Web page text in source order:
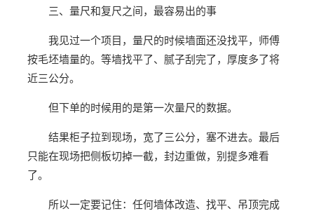
三、量尺和复尺之间，最容易出的事
我见过一个项目，量尺的时候墙面还没找平，师傅
按毛坯墙量的。等墙找平了、腻子刮完了，厚度多了将
近三公分。
但下单的时候用的是第一次量尺的数据。
结果柜子拉到现场，宽了三公分，塞不进去。最后
只能在现场把侧板切掉一截，封边重做，别提多难看
了。
所以一定要记住：任何墙体改造、找平、吊顶完成